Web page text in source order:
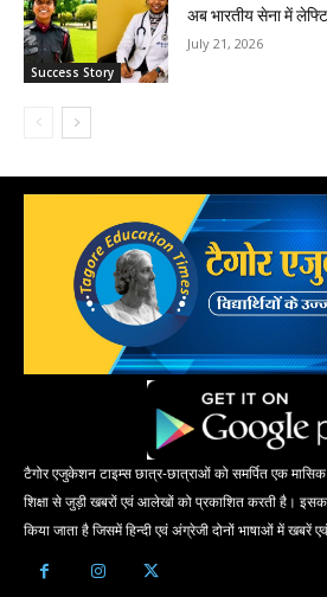
Success Story
अब भारतीय सेना में
July 21, 2026
टैगोर एजुकेशन टाइम्स छात्र-छात्राओं को समर्पित एक
शिक्षा से जुड़ी खबरों एवं आलेखों को प्रकाशित करती है।
किया जाता है जिसमें हिन्दी एवं अंग्रेजी दोनों भाषाओं में